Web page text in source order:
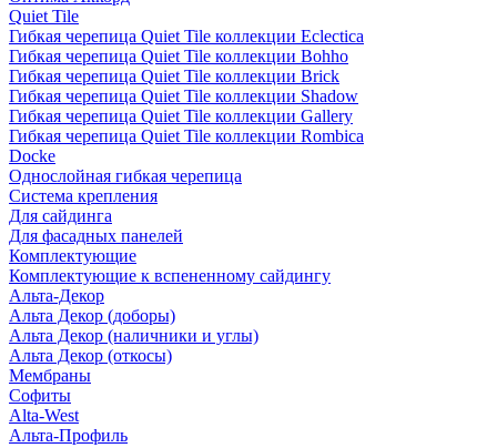
Quiet Tile
Гибкая черепица Quiet Tile коллекции Eclectica
Гибкая черепица Quiet Tile коллекции Bohho
Гибкая черепица Quiet Tile коллекции Brick
Гибкая черепица Quiet Tile коллекции Shadow
Гибкая черепица Quiet Tile коллекции Gallery
Гибкая черепица Quiet Tile коллекции Rombica
Docke
Однослойная гибкая черепица
Система крепления
Для сайдинга
Для фасадных панелей
Комплектующие
Комплектующие к вспененному сайдингу
Альта-Декор
Альта Декор (доборы)
Альта Декор (наличники и углы)
Альта Декор (откосы)
Мембраны
Софиты
Alta-West
Альта-Профиль